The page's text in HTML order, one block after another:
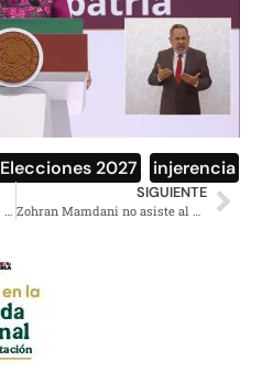
Elecciones 2027 injerencia
THE PEOPLE’S MAÑANERA — MORNING PRESIDENTIAL PRESS CONFERENCE — MONDAY, JUNE 1, 2026
SIGUIENTE
Zohran Mamdani no asiste al desfile anual del Día de Israel